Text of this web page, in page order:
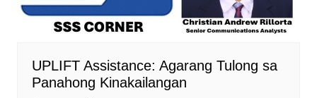
UPLIFT Assistance: Agarang Tulong sa
Panahong Kinakailangan